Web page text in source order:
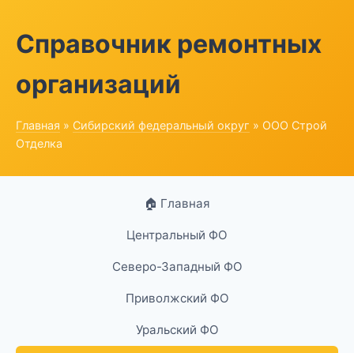
Справочник ремонтных
организаций
Главная » Сибирский федеральный округ » ООО Строй
Отделка
🏠 Главная
Центральный ФО
Северо-Западный ФО
Приволжский ФО
Уральский ФО